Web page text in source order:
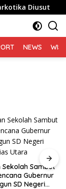
Diusut
NEWS
Sambut
Gubernur
SD Negeri